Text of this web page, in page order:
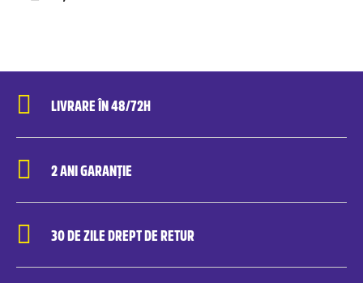
LIVRARE ÎN 48/72H
2 ANI GARANȚIE
30 DE ZILE DREPT DE RETUR